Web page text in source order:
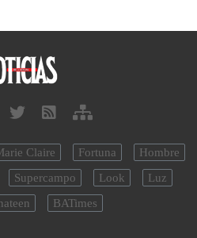
Claire Fortuna
Hombre
Supercampo Look
Luz
BATimes